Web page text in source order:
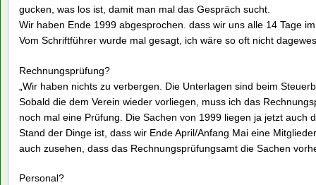
gucken, was los ist, damit man mal das Gespräch sucht.
Wir haben Ende 1999 abgesprochen. dass wir uns alle 14 Tage
Vom Schriftführer wurde mal gesagt, ich wäre so oft nicht
Rechnungsprüfung?
„Wir haben nichts zu verbergen. Die Unterlagen sind beim
Sobald die dem Verein wieder vorliegen, muss ich das
noch mal eine Prüfung. Die Sachen von 1999 liegen ja jetzt auch
Stand der Dinge ist, dass wir Ende April/Anfang Mai eine
auch zusehen, dass das Rechnungsprüfungsamt die Sachen
Personal?